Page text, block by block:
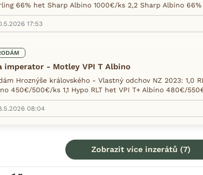
66% het Sharp Albino 1000€/ks 2,2 Sharp Albino
17:53
imperator - Motley VPI T Albino
Hroznýše královského - Vlastný odchov NZ 2023: 1,0
450€/500€/ks 1,1 Hypo RLT het VPI T+ Albino 480€/
08:04
Zobrazit více inzerátů (7)